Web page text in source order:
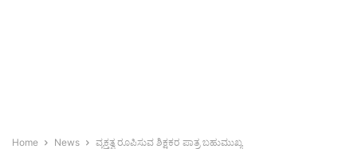
Home News ವ್ಯಕ್ತತ್ವ ರೂಪಿಸುವ ಶಿಕ್ಷಕರ ಪಾತ್ರ ಬಹುಮುಖ್ಯ